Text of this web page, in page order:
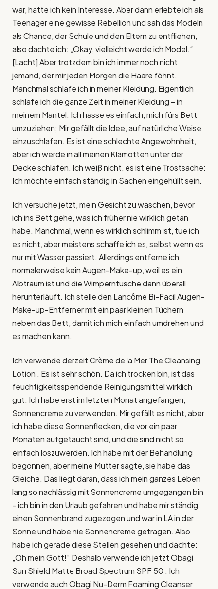
war, hatte ich kein Interesse. Aber dann erlebte ich als
Teenager eine gewisse Rebellion und sah das Modeln
als Chance, der Schule und den Eltern zu entfliehen,
also dachte ich: „Okay, vielleicht werde ich Model.“
[Lacht] Aber trotzdem bin ich immer noch nicht
jemand, der mir jeden Morgen die Haare föhnt.
Manchmal schlafe ich in meiner Kleidung. Eigentlich
schlafe ich die ganze Zeit in meiner Kleidung – in
meinem Mantel. Ich hasse es einfach, mich fürs Bett
umzuziehen; Mir gefällt die Idee, auf natürliche Weise
einzuschlafen. Es ist eine schlechte Angewohnheit,
aber ich werde in all meinen Klamotten unter der
Decke schlafen. Ich weiß nicht, es ist eine Trostsache;
Ich möchte einfach ständig in Sachen eingehüllt sein.
Ich versuche jetzt, mein Gesicht zu waschen, bevor
ich ins Bett gehe, was ich früher nie wirklich getan
habe. Manchmal, wenn es wirklich schlimm ist, tue ich
es nicht, aber meistens schaffe ich es, selbst wenn es
nur mit Wasser passiert. Allerdings entferne ich
normalerweise kein Augen-Make-up, weil es ein
Albtraum ist und die Wimperntusche dann überall
herunterläuft. Ich stelle den Lancôme Bi-Facil Augen-
Make-up-Entferner mit ein paar kleinen Tüchern
neben das Bett, damit ich mich einfach umdrehen und
es machen kann.
Ich verwende derzeit Crème de la Mer The Cleansing
Lotion . Es ist sehr schön. Da ich trocken bin, ist das
feuchtigkeitsspendende Reinigungsmittel wirklich
gut. Ich habe erst im letzten Monat angefangen,
Sonnencreme zu verwenden. Mir gefällt es nicht, aber
ich habe diese Sonnenflecken, die vor ein paar
Monaten aufgetaucht sind, und die sind nicht so
einfach loszuwerden. Ich habe mit der Behandlung
begonnen, aber meine Mutter sagte, sie habe das
Gleiche. Das liegt daran, dass ich mein ganzes Leben
lang so nachlässig mit Sonnencreme umgegangen bin
– ich bin in den Urlaub gefahren und habe mir ständig
einen Sonnenbrand zugezogen und war in LA in der
Sonne und habe nie Sonnencreme getragen. Also
habe ich gerade diese Stellen gesehen und dachte:
„Oh mein Gott!“ Deshalb verwende ich jetzt Obagi
Sun Shield Matte Broad Spectrum SPF 50 . Ich
verwende auch Obagi Nu-Derm Foaming Cleanser